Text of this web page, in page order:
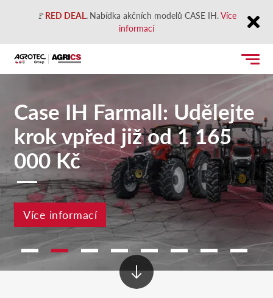
🚩RED DEAL. Nabídka akčních modelů CASE IH.Více
informací
Close
Case IH Farmall: Udělejte
krok vpřed již od 1 165
000 Kč
Více informací